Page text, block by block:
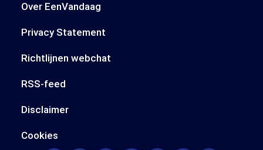
Over EenVandaag
Privacy Statement
Richtlijnen webchat
RSS-feed
Disclaimer
Cookies